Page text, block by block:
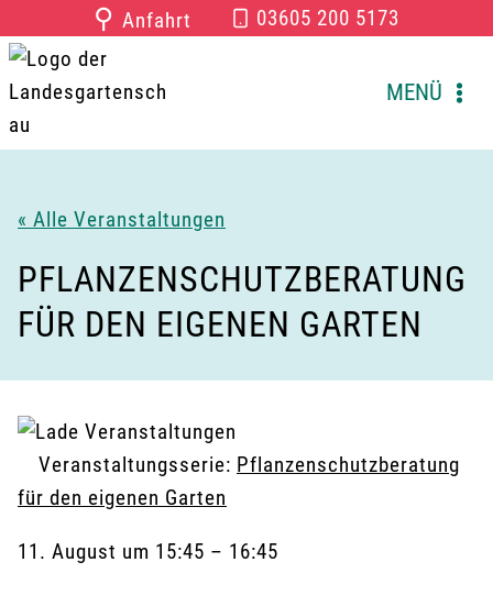
Inhalt
springen
⚲ Anfahrt 03605 200 5173
MENÜ
« Alle Veranstaltungen
PFLANZENSCHUTZBERATUNG
FÜR DEN EIGENEN GARTEN
Veranstaltungsserie: Pflanzenschutzberatung
für den eigenen Garten
11. August um 15:45 – 16:45